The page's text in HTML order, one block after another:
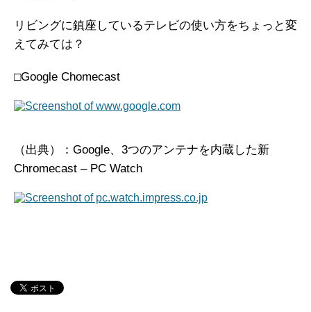
リビングに鎮座しているテレビの使い方をちょっと変
えてみては？
□Google Chomecast
（出典）：Google、3つのアンテナを内蔵した新
Chromecast – PC Watch